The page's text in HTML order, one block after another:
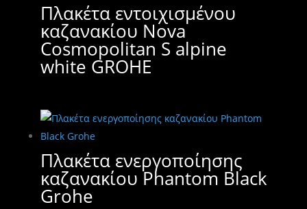
Πλακέτα εντοιχισμένου
καζανακίου Nova
Cosmopolitan S alpine
white GROHE
Πλακέτα ενεργοποίησης
καζανακίου Phantom Black
Grohe